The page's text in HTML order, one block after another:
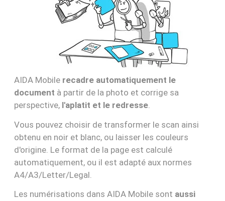
AIDA Mobile recadre automatiquement le
document à partir de la photo et corrige sa
perspective, l'aplatit et le redresse.
Vous pouvez choisir de transformer le scan ainsi
obtenu en noir et blanc, ou laisser les couleurs
d'origine. Le format de la page est calculé
automatiquement, ou il est adapté aux normes
A4/A3/Letter/Legal.
Les numérisations dans AIDA Mobile sont aussi